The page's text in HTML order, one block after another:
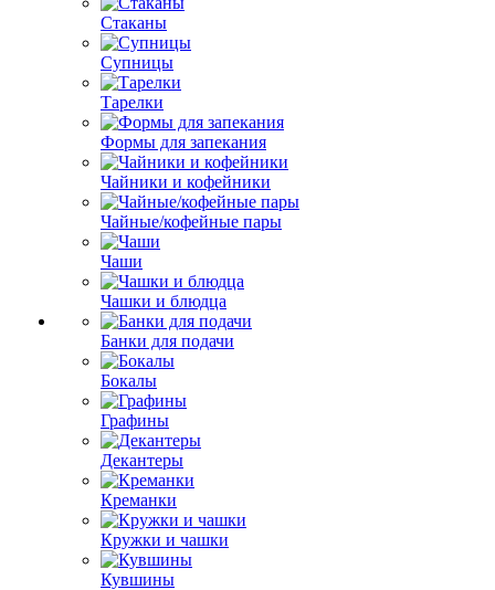
Стаканы
Супницы
Тарелки
Формы для запекания
Чайники и кофейники
Чайные/кофейные пары
Чаши
Чашки и блюдца
Банки для подачи
Бокалы
Графины
Декантеры
Креманки
Кружки и чашки
Кувшины